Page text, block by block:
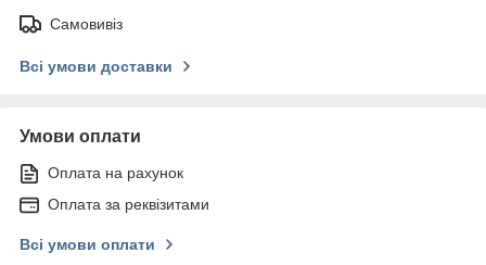
Самовивіз
Всі умови доставки
Умови оплати
Оплата на рахунок
Оплата за реквізитами
Всі умови оплати